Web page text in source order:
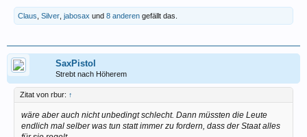
Claus Silver jabosax und 8 anderen gefällt das.
SaxPistol
Strebt nach Höherem
Zitat von rbur: ↑
wäre aber auch nicht unbedingt schlecht. Dann müssten die Leute
endlich mal selber was tun statt immer zu fordern, dass der Staat alles